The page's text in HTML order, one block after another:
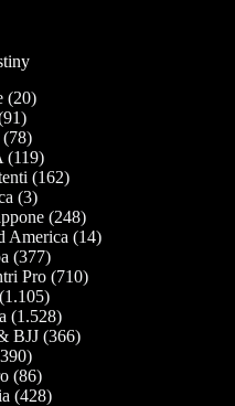
(20)
(78)
(119)
(162)
(3)
(248)
America (14)
(377)
Pro(710)
(1.105)
(1.528)
BJJ(366)
(86)
(428)